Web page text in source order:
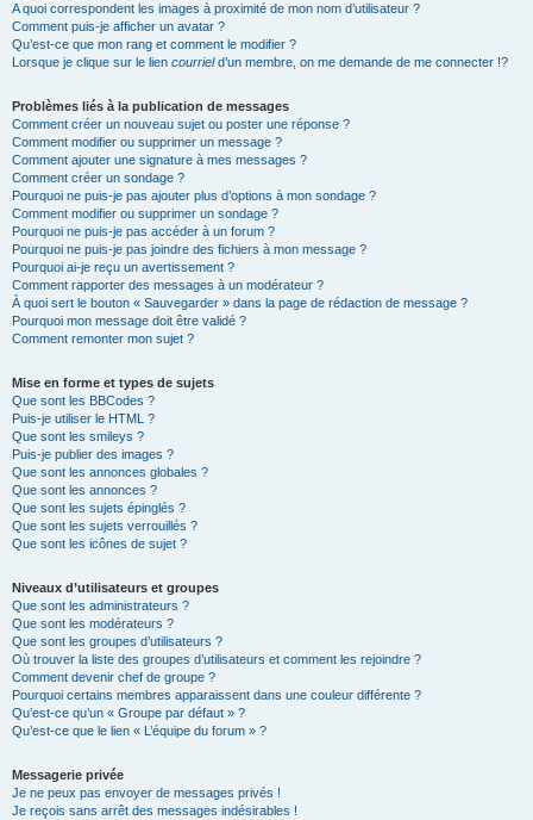
A quoi correspondent les images à proximité de mon nom d’utilisateur ?
Comment puis-je afficher un avatar ?
Qu’est-ce que mon rang et comment le modifier ?
Lorsque je clique sur le lien courrield’un membre, on me demande de me connecter !?
Problèmes liés à la publication de messages
Comment créer un nouveau sujet ou poster une réponse ?
Comment modifier ou supprimer un message ?
Comment ajouter une signature à mes messages ?
Comment créer un sondage ?
Pourquoi ne puis-je pas ajouter plus d’options à mon sondage ?
Comment modifier ou supprimer un sondage ?
Pourquoi ne puis-je pas accéder à un forum ?
Pourquoi ne puis-je pas joindre des fichiers à mon message ?
Pourquoi ai-je reçu un avertissement ?
Comment rapporter des messages à un modérateur ?
À quoi sert le bouton « Sauvegarder » dans la page de rédaction de message ?
Pourquoi mon message doit être validé ?
Comment remonter mon sujet ?
Mise en forme et types de sujets
Que sont les BBCodes ?
Puis-je utiliser le HTML ?
Que sont les smileys ?
Puis-je publier des images ?
Que sont les annonces globales ?
Que sont les annonces ?
Que sont les sujets épinglés ?
Que sont les sujets verrouillés ?
Que sont les icônes de sujet ?
Niveaux d’utilisateurs et groupes
Que sont les administrateurs ?
Que sont les modérateurs ?
Que sont les groupes d’utilisateurs ?
Où trouver la liste des groupes d’utilisateurs et comment les rejoindre ?
Comment devenir chef de groupe ?
Pourquoi certains membres apparaissent dans une couleur différente ?
Qu’est-ce qu’un « Groupe par défaut » ?
Qu’est-ce que le lien « L’équipe du forum » ?
Messagerie privée
Je ne peux pas envoyer de messages privés !
Je reçois sans arrêt des messages indésirables !